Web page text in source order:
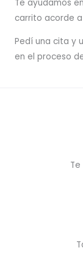
Te ayudamos
carrito acorde
Pedí una cita y
en el proceso